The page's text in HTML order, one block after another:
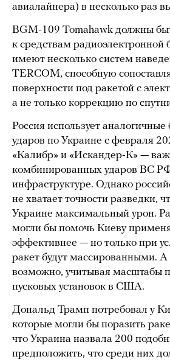
авиалайнера) в несколько раз
BGM-109 Tomahawk должны
к средствам
имеют несколько систем
TERCOM, способную
поверхности под ракетой с
а не только коррекцию по
Россия использует
ударов по Украине с февраля
«Калибр» и «Искандер-К» —
комбинированных ударов ВС
инфраструктуре. Однако
не хватает точности разведки,
Украине максимальный урон.
могли бы помочь Киеву
эффективнее — но только при
ракет будут массированными. А
возможно, учитывая масштабы
пусковых установок в США.
Дональд Трамп потребовал у
которые могли бы поразить
что Украина назвала 200
предположить, что среди них